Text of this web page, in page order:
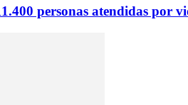
personas atendidas por